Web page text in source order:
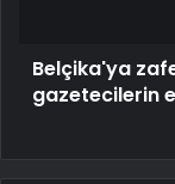
Belçika'ya
gazetecilerin